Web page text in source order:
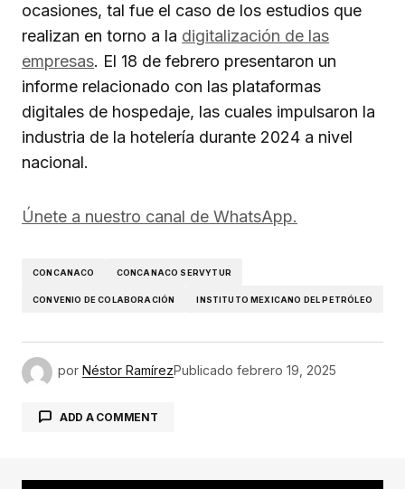
ocasiones, tal fue el caso de los estudios que
realizan en torno a la digitalización de las
empresas. El 18 de febrero presentaron un
informe relacionado con las plataformas
digitales de hospedaje, las cuales impulsaron la
industria de la hotelería durante 2024 a nivel
nacional.
Únete a nuestro canal de WhatsApp.
CONCANACO CONCANACO SERVYTUR
CONVENIO DE COLABORACIÓN INSTITUTO MEXICANO DEL PETRÓLEO
por Néstor RamírezPublicado febrero 19, 2025
ADD A COMMENT